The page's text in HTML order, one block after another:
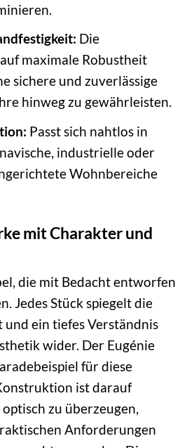
Die
maximale Robustheit
sichere und zuverlässige
hinweg zu gewährleisten.
Passt sich nahtlos in
industrielle oder
Wohnbereiche
mit Charakter und
die mit Bedacht entworfen
Jedes Stück spiegelt die
ein tiefes Verständnis
wider. Der Eugénie
für diese
ist darauf
zu überzeugen,
Anforderungen